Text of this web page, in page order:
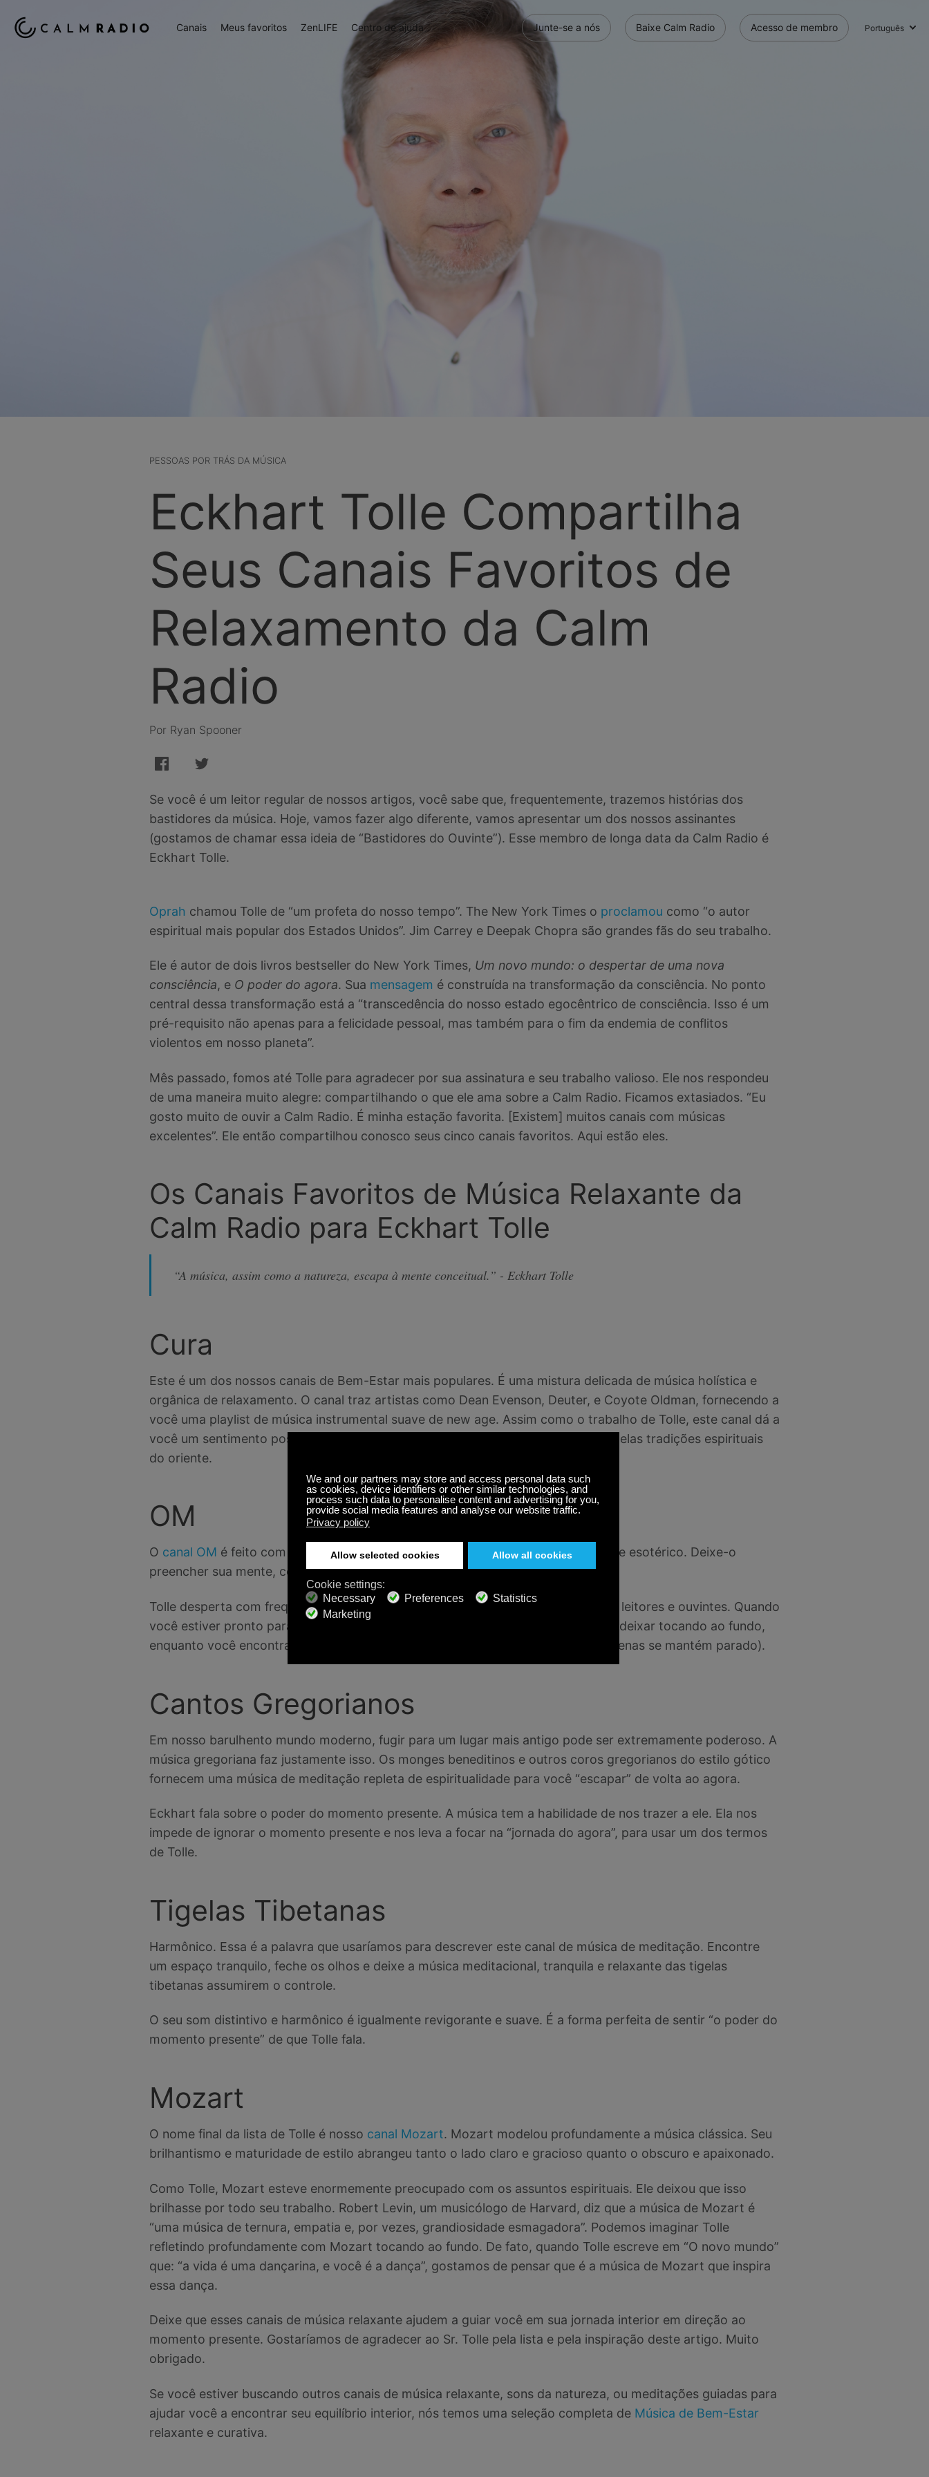
Canais Meus favoritos ZenLIFE Centro de ajuda Junte-se a nós Baixe Calm Radio Acesso de membro Português
PESSOAS POR TRÁS DA MÚSICA
Eckhart Tolle Compartilha
Seus Canais Favoritos de
Relaxamento da Calm
Radio
Por Ryan Spooner
Se você é um leitor regular de nossos artigos, você sabe que, frequentemente, trazemos histórias dos
bastidores da música. Hoje, vamos fazer algo diferente, vamos apresentar um dos nossos assinantes
(gostamos de chamar essa ideia de “Bastidores do Ouvinte”). Esse membro de longa data da Calm Radio é
Eckhart Tolle.
Oprah chamou Tolle de “um profeta do nosso tempo”. The New York Times o proclamou como “o autor
espiritual mais popular dos Estados Unidos”. Jim Carrey e Deepak Chopra são grandes fãs do seu trabalho.
Ele é autor de dois livros bestseller do New York Times, Um novo mundo: o despertar de uma nova
consciência, e O poder do agora. Sua mensagem é construída na transformação da consciência. No ponto
central dessa transformação está a “transcedência do nosso estado egocêntrico de consciência. Isso é um
pré-requisito não apenas para a felicidade pessoal, mas também para o fim da endemia de conflitos
violentos em nosso planeta”.
Mês passado, fomos até Tolle para agradecer por sua assinatura e seu trabalho valioso. Ele nos respondeu
de uma maneira muito alegre: compartilhando o que ele ama sobre a Calm Radio. Ficamos extasiados. “Eu
gosto muito de ouvir a Calm Radio. É minha estação favorita. [Existem] muitos canais com músicas
excelentes”. Ele então compartilhou conosco seus cinco canais favoritos. Aqui estão eles.
Os Canais Favoritos de Música Relaxante da
Calm Radio para Eckhart Tolle
“A música, assim como a natureza, escapa à mente conceitual.” - Eckhart Tolle
Cura
Este é um dos nossos canais de Bem-Estar mais populares. É uma mistura delicada de música holística e
orgânica de relaxamento. O canal traz artistas como Dean Evenson, Deuter, e Coyote Oldman, fornecendo a
você uma playlist de música instrumental suave de new age. Assim como o trabalho de Tolle, este canal dá a
você um sentimento positivo de cura espiritual, sendo, como Tolle, influenciado pelas tradições espirituais
do oriente.
OM
O canal OM é feito com música para o terceiro olho. É ao mesmo tempo místico e esotérico. Deixe-o
preencher sua mente, corpo e espírito com equilíbrio, calma e serenidade.
Tolle desperta com frequência pensamentos profundos e contemplação em seus leitores e ouvintes. Quando
você estiver pronto para iniciar sua contemplação, esta é a playlist perfeita para deixar tocando ao fundo,
enquanto você encontra paz e explora seus pensamentos mais profundos (ou apenas se mantém parado).
Cantos Gregorianos
Em nosso barulhento mundo moderno, fugir para um lugar mais antigo pode ser extremamente poderoso. A
música gregoriana faz justamente isso. Os monges beneditinos e outros coros gregorianos do estilo gótico
fornecem uma música de meditação repleta de espiritualidade para você “escapar” de volta ao agora.
Eckhart fala sobre o poder do momento presente. A música tem a habilidade de nos trazer a ele. Ela nos
impede de ignorar o momento presente e nos leva a focar na “jornada do agora”, para usar um dos termos
de Tolle.
Tigelas Tibetanas
Harmônico. Essa é a palavra que usaríamos para descrever este canal de música de meditação. Encontre
um espaço tranquilo, feche os olhos e deixe a música meditacional, tranquila e relaxante das tigelas
tibetanas assumirem o controle.
O seu som distintivo e harmônico é igualmente revigorante e suave. É a forma perfeita de sentir “o poder do
momento presente” de que Tolle fala.
Mozart
O nome final da lista de Tolle é nosso canal Mozart. Mozart modelou profundamente a música clássica. Seu
brilhantismo e maturidade de estilo abrangeu tanto o lado claro e gracioso quanto o obscuro e apaixonado.
Como Tolle, Mozart esteve enormemente preocupado com os assuntos espirituais. Ele deixou que isso
brilhasse por todo seu trabalho. Robert Levin, um musicólogo de Harvard, diz que a música de Mozart é
“uma música de ternura, empatia e, por vezes, grandiosidade esmagadora”. Podemos imaginar Tolle
refletindo profundamente com Mozart tocando ao fundo. De fato, quando Tolle escreve em “O novo mundo”
que: “a vida é uma dançarina, e você é a dança”, gostamos de pensar que é a música de Mozart que inspira
essa dança.
Deixe que esses canais de música relaxante ajudem a guiar você em sua jornada interior em direção ao
momento presente. Gostaríamos de agradecer ao Sr. Tolle pela lista e pela inspiração deste artigo. Muito
obrigado.
Se você estiver buscando outros canais de música relaxante, sons da natureza, ou meditações guiadas para
ajudar você a encontrar seu equilíbrio interior, nós temos uma seleção completa de Música de Bem-Estar
relaxante e curativa.